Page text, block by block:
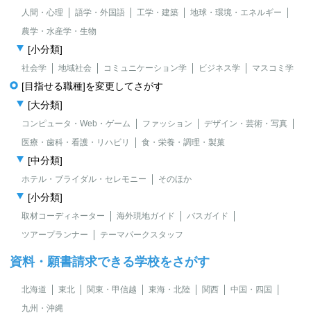
人間・心理 語学・外国語 工学・建築
地球・環境・エネルギー
農学・水産学・生物
[小分類]
社会学 地域社会 コミュニケーション学 ビジネス学 マスコミ学
[目指せる職種]を変更してさがす
[大分類]
コンピュータ・Web・ゲーム ファッション
デザイン・芸術・写真
医療・歯科・看護・リハビリ
食・栄養・調理・製菓
[中分類]
ホテル・ブライダル・セレモニー そのほか
[小分類]
取材コーディネーター 海外現地ガイド
バスガイド
ツアープランナー
テーマパークスタッフ
資料・願書請求できる学校をさがす
北海道 東北 関東・甲信越 東海・北陸 関西
中国・四国
九州・沖縄